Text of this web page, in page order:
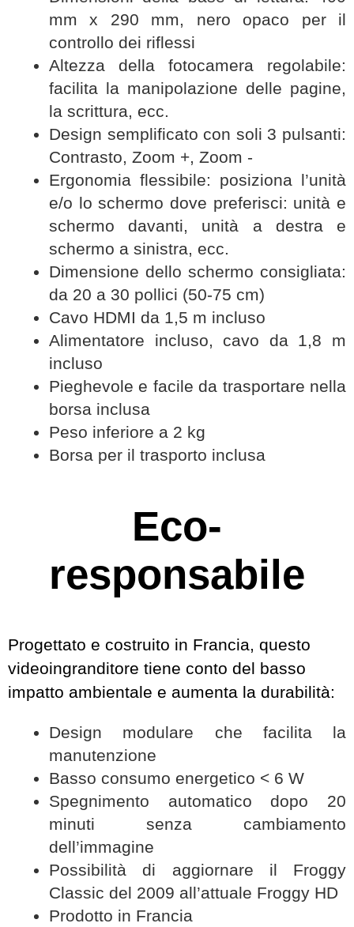
mm x 290 mm, nero opaco per il
controllo dei riflessi
Altezza della fotocamera regolabile:
facilita la manipolazione delle pagine,
la scrittura, ecc.
Design semplificato con soli 3 pulsanti:
Contrasto, Zoom +, Zoom -
Ergonomia flessibile: posiziona l’unità
e/o lo schermo dove preferisci: unità e
schermo davanti, unità a destra e
schermo a sinistra, ecc.
Dimensione dello schermo consigliata:
da 20 a 30 pollici (50-75 cm)
Cavo HDMI da 1,5 m incluso
Alimentatore incluso, cavo da 1,8 m
incluso
Pieghevole e facile da trasportare nella
borsa inclusa
Peso inferiore a 2 kg
Borsa per il trasporto inclusa
Eco-
responsabile
Progettato e costruito in Francia, questo
videoingranditore tiene conto del basso
impatto ambientale e aumenta la durabilità:
Design modulare che facilita la
manutenzione
Basso consumo energetico < 6 W
Spegnimento automatico dopo 20
minuti senza cambiamento
dell’immagine
Possibilità di aggiornare il Froggy
Classic del 2009 all’attuale Froggy HD
Prodotto in Francia